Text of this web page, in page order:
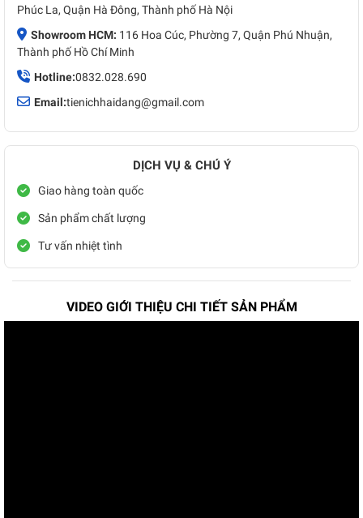
Phúc La, Quận Hà Đông, Thành phố Hà Nội
Showroom HCM: 116 Hoa Cúc, Phường 7, Quận Phú Nhuận,
Thành phố Hồ Chí Minh
Hotline:0832.028.690
Email:tienichhaidang@gmail.com
DỊCH VỤ & CHÚ Ý
Giao hàng toàn quốc
Sản phẩm chất lượng
Tư vấn nhiệt tình
VIDEO GIỚI THIỆU CHI TIẾT SẢN PHẨM